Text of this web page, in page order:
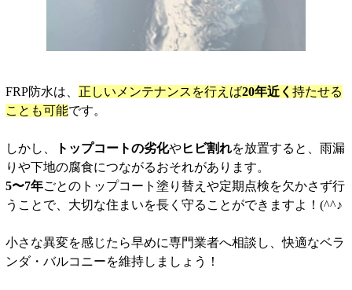
FRP防水は、 正しいメンテナンスを行えば20年近く 持たせる
ことも可能です。
しかし、 トップコートの劣化やヒビ割れを放置すると、雨漏
りや下地の腐食につながるおそれがあります。
5〜7年ごとのトップコート塗り替えや定期点検を欠かさず行
うことで、大切な住まいを長く守ることができますよ！(^^♪
小さな異変を感じたら早めに専門業者へ相談し、快適なベラ
ンダ・バルコニーを維持しましょう！